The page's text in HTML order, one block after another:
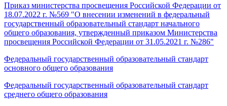
Приказ министерства просвещения Российской Федерации от
18.07.2022 г. №569 "О внесении изменений в федеральный
государственный образовательный стандарт начального
общего образования, утвержденный приказом Министерства
просвещения Российской Федерации от 31.05.2021 г. №286"
Федеральный государственный образовательный стандарт
основного общего образования
Федеральный государственный образовательный стандарт
среднего общего образования